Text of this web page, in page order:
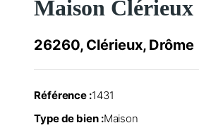
Maison Clérieux
26260, Clérieux, Drôme
Référence :1431
Type de bien :Maison